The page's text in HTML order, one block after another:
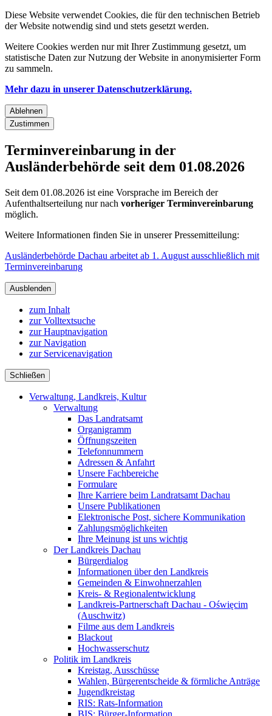
Diese Website verwendet Cookies, die für den technischen Betrieb
der Website notwendig sind und stets gesetzt werden.
Weitere Cookies werden nur mit Ihrer Zustimmung gesetzt, um
statistische Daten zur Nutzung der Website in anonymisierter Form
zu sammeln.
Mehr dazu in unserer Datenschutzerklärung.
Ablehnen
Zustimmen
Terminvereinbarung in der
Ausländerbehörde seit dem 01.08.2026
Seit dem 01.08.2026 ist eine Vorsprache im Bereich der
Aufenthaltserteilung nur nach vorheriger Terminvereinbarung
möglich.
Weitere Informationen finden Sie in unserer Pressemitteilung:
Ausländerbehörde Dachau arbeitet ab 1. August ausschließlich mit
Terminvereinbarung
Ausblenden
zum Inhalt
zur Volltextsuche
zur Hauptnavigation
zur Navigation
zur Servicenavigation
Schließen
Verwaltung, Landkreis, Kultur
Verwaltung
Das Landratsamt
Organigramm
Öffnungszeiten
Telefonnummern
Adressen & Anfahrt
Unsere Fachbereiche
Formulare
Ihre Karriere beim Landratsamt Dachau
Unsere Publikationen
Elektronische Post, sichere Kommunikation
Zahlungsmöglichkeiten
Ihre Meinung ist uns wichtig
Der Landkreis Dachau
Bürgerdialog
Informationen über den Landkreis
Gemeinden & Einwohnerzahlen
Kreis- & Regionalentwicklung
Landkreis-Partnerschaft Dachau - Oświęcim
(Auschwitz)
Filme aus dem Landkreis
Blackout
Hochwasserschutz
Politik im Landkreis
Kreistag, Ausschüsse
Wahlen, Bürgerentscheide & förmliche Anträge
Jugendkreistag
RIS: Rats-Information
BIS: Bürger-Information